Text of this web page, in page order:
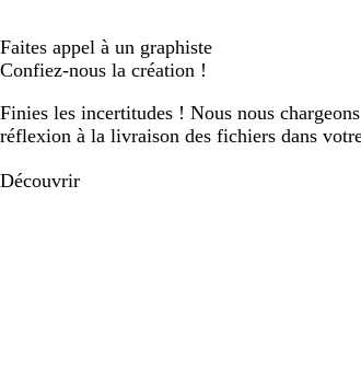
Faites appel à un graphiste
Confiez-nous la création !
Finies les incertitudes ! Nous nous
réflexion à la livraison des fichiers dans
Découvrir